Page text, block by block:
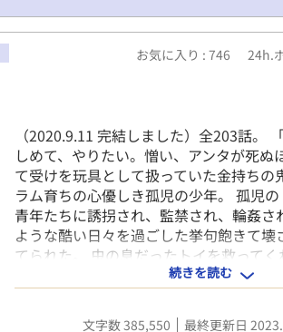
お気に入り : 746 24h.
（2020.9.11 完結しました）全203話
しめて、やりたい。憎い、アンタが死
て受けを玩具として扱っていた金持ち
ラム育ちの心優しき孤児の少年。 孤児
青年たちに誘拐され、監禁され、輪姦さ
ような酷い日々を過ごした挙句飽きて
てられた。 虫の息だったトイを救って
ター。彼女と共に、育児院で子どもたち
日々を過ごしていたある日、かつてトイ
うに凌辱し続け挙句の果てに壊して捨て
続きを読む
文字数 385,550 最終更新日